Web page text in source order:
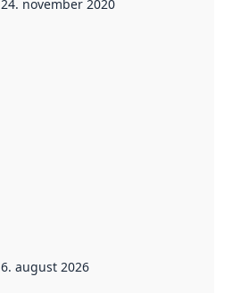
24. november 2020
6. august 2026